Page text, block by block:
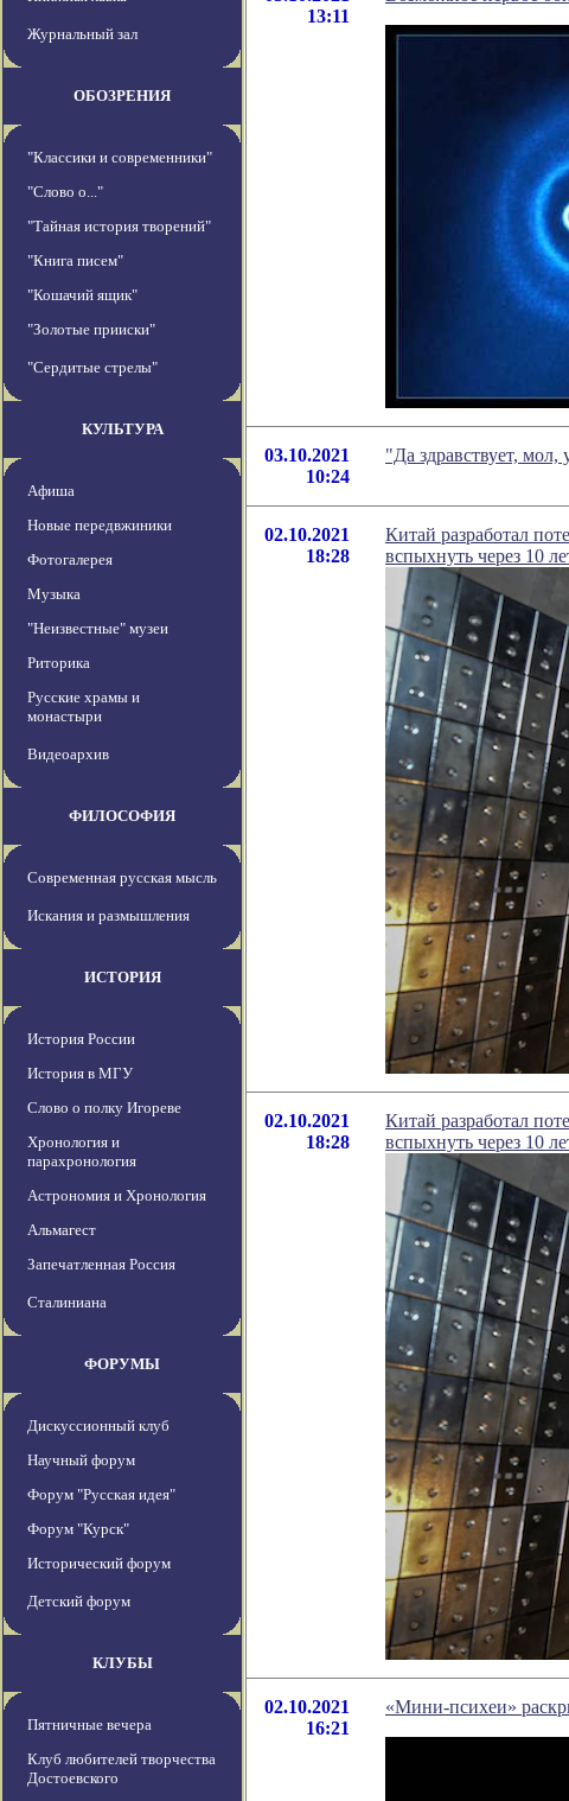
Журнальный зал
ОБОЗРЕНИЯ
"Классики и современники"
"Слово о..."
"Тайная история творений"
"Книга писем"
"Кошачий ящик"
"Золотые прииски"
"Сердитые стрелы"
КУЛЬТУРА
Афиша
Новые передвжиники
Фотогалерея
Музыка
"Неизвестные" музеи
Риторика
Русские храмы и
монастыри
Видеоархив
ФИЛОСОФИЯ
Современная русская мысль
Искания и размышления
ИСТОРИЯ
История России
История в МГУ
Слово о полку Игореве
Хронология и
парахронология
Астрономия и Хронология
Альмагест
Запечатленная Россия
Сталиниана
ФОРУМЫ
Дискуссионный клуб
Научный форум
Форум "Русская идея"
Форум "Курск"
Исторический форум
Детский форум
КЛУБЫ
Пятничные вечера
Клуб любителей творчества
Достоевского
13:11
03.10.2021
10:24
"Да здравствует,
02.10.2021
18:28
Китай разработал
вспыхнуть через 10
02.10.2021
18:28
Китай разработал
вспыхнуть через 10
02.10.2021
16:21
«Мини-психеи»